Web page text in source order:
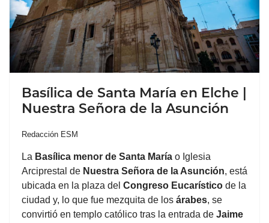
Basílica de Santa María en Elche |
Nuestra Señora de la Asunción
Redacción ESM
La Basílica menor de Santa María o Iglesia
Arciprestal de Nuestra Señora de la Asunción, está
ubicada en la plaza del Congreso Eucarístico de la
ciudad y, lo que fue mezquita de los árabes, se
convirtió en templo católico tras la entrada de Jaime